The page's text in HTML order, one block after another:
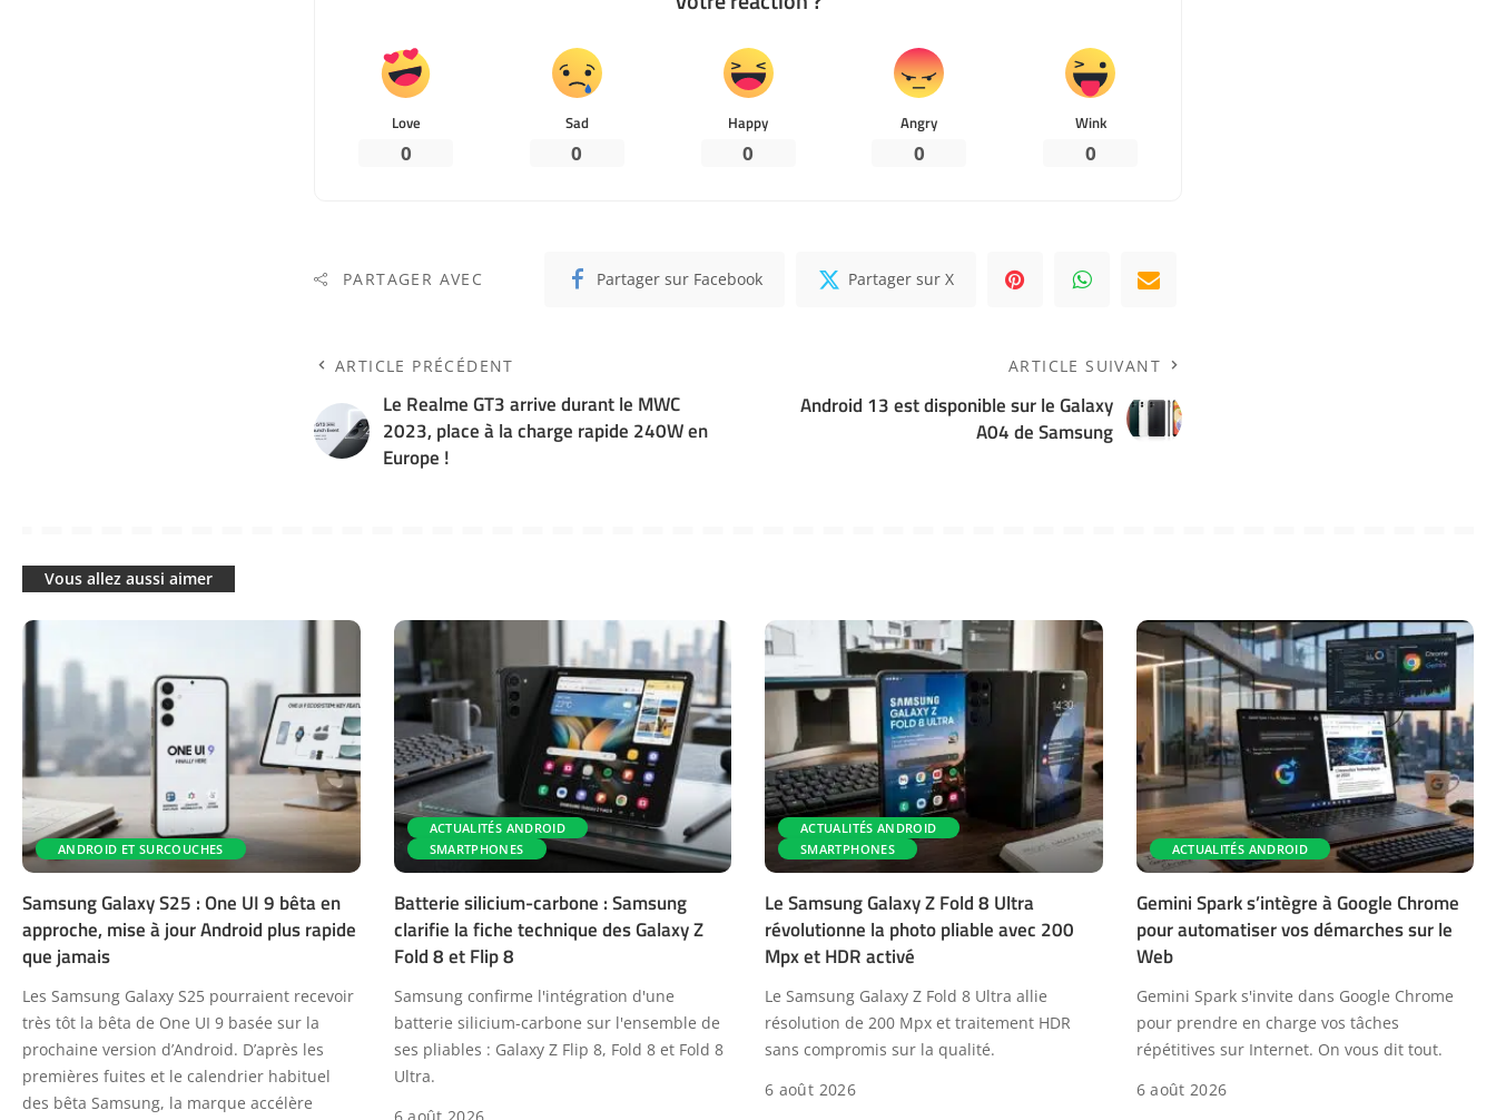
Love
0
Sad
0
Happy
0
Angry
0
Wink
0
PARTAGER AVEC Partager sur Facebook Partager sur X
ARTICLE PRÉCÉDENT
Le Realme GT3 arrive durant le MWC
2023, place à la charge rapide 240W en
Europe !
ARTICLE SUIVANT
Android 13 est disponible sur le Galaxy
A04 de Samsung
Vous allez aussi aimer
ANDROID ET SURCOUCHES
Samsung Galaxy S25 : One UI 9 bêta en
approche, mise à jour Android plus rapide
que jamais
Les Samsung Galaxy S25 pourraient recevoir
très tôt la bêta de One UI 9 basée sur la
prochaine version d’Android. D’après les
premières fuites et le calendrier habituel
des bêta Samsung, la marque accélère
ACTUALITÉS ANDROID
SMARTPHONES
Batterie silicium-carbone : Samsung
clarifie la fiche technique des Galaxy Z
Fold 8 et Flip 8
Samsung confirme l'intégration d'une
batterie silicium-carbone sur l'ensemble de
ses pliables : Galaxy Z Flip 8, Fold 8 et Fold 8
Ultra.
ACTUALITÉS ANDROID
SMARTPHONES
Le Samsung Galaxy Z Fold 8 Ultra
révolutionne la photo pliable avec 200
Mpx et HDR activé
Le Samsung Galaxy Z Fold 8 Ultra allie
résolution de 200 Mpx et traitement HDR
sans compromis sur la qualité.
6 août 2026
ACTUALITÉS ANDROID
Gemini Spark s’intègre à Google Chrome
pour automatiser vos démarches sur le
Web
Gemini Spark s'invite dans Google Chrome
pour prendre en charge vos tâches
répétitives sur Internet. On vous dit tout.
6 août 2026